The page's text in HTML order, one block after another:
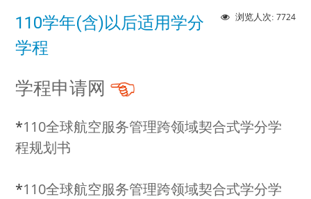
浏览人次: 7724
110学年(含)以后适用学分
学程
学程申请网
*110全球航空服务管理跨领域契合式学分学
程规划书
*110全球航空服务管理跨领域契合式学分学